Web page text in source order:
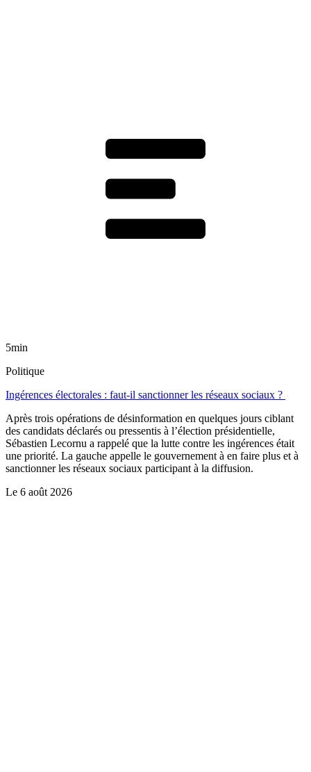
5min
Politique
Ingérences électorales : faut-il sanctionner les réseaux sociaux ?
Après trois opérations de désinformation en quelques jours ciblant
des candidats déclarés ou pressentis à l’élection présidentielle,
Sébastien Lecornu a rappelé que la lutte contre les ingérences était
une priorité. La gauche appelle le gouvernement à en faire plus et à
sanctionner les réseaux sociaux participant à la diffusion.
Le 6 août 2026